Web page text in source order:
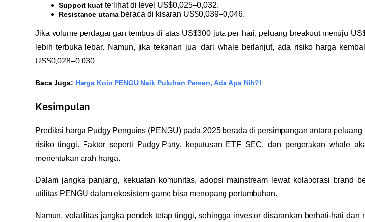
Support kuat terlihat di level US$0,025–0,032.
Resistance utama berada di kisaran US$0,039–0,046.
Jika volume perdagangan tembus di atas US$300 juta per hari, peluang breakout menuju
lebih terbuka lebar. Namun, jika tekanan jual dari whale berlanjut, ada risiko harga
US$0,028–0,030.
Baca Juga: Harga Koin PENGU Naik Puluhan Persen, Ada Apa Nih?!
Kesimpulan
Prediksi harga Pudgy Penguins (PENGU) pada 2025 berada di persimpangan antara peluang
risiko tinggi. Faktor seperti
Pudgy Party, keputusan ETF SEC, dan pergerakan whale
menentukan arah harga.
Dalam jangka panjang, kekuatan komunitas, adopsi mainstream lewat kolaborasi brand
utilitas PENGU dalam ekosistem game bisa menopang pertumbuhan.
Namun, volatilitas jangka pendek tetap tinggi, sehingga investor disarankan berhati-hati dan